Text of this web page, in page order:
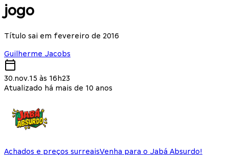
jogo
Título sai em fevereiro de 2016
Guilherme Jacobs
30.nov.15 às 16h23
Atualizado há mais de 10 anos
Achados e preços surreaisVenha para o Jabá Absurdo!